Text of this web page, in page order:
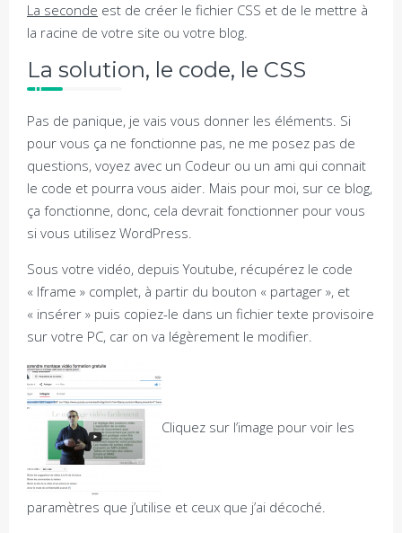
La seconde est de créer le fichier CSS et de le mettre à
la racine de votre site ou votre blog.
La solution, le code, le CSS
Pas de panique, je vais vous donner les éléments. Si
pour vous ça ne fonctionne pas, ne me posez pas de
questions, voyez avec un Codeur ou un ami qui connait
le code et pourra vous aider. Mais pour moi, sur ce blog,
ça fonctionne, donc, cela devrait fonctionner pour vous
si vous utilisez WordPress.
Sous votre vidéo, depuis Youtube, récupérez le code
« Iframe » complet, à partir du bouton « partager », et
« insérer » puis copiez-le dans un fichier texte provisoire
sur votre PC, car on va légèrement le modifier.
Cliquez sur l’image pour voir les
paramètres que j’utilise et ceux que j’ai décoché.